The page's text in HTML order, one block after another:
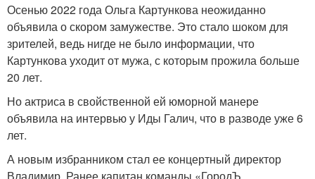
Осенью 2022 года Ольга Картункова неожиданно
объявила о скором замужестве. Это стало шоком для
зрителей, ведь нигде не было информации, что
Картункова уходит от мужа, с которым прожила больше
20 лет.
Но актриса в свойственной ей юморной манере
объявила на интервью у Иды Галич, что в разводе уже 6
лет.
А новым избранником стал ее концертный директор
Владимир. Ранее капитан команды «ГородЪ